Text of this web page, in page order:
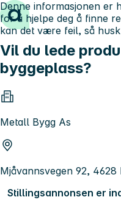
Hopp til innhold
Vil du lede
byggeplass?
Metall Bygg As
Mjåvannsvegen 92, 4628
Stillingsannonsen er
Denne informasjonen er
for å hjelpe deg å finne
kan det være feil, så